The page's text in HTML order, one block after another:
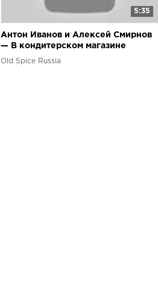
5:35
Антон Иванов и Алексей Смирнов
— В кондитерском магазине
(Comedy Club)
Old Spice Russia